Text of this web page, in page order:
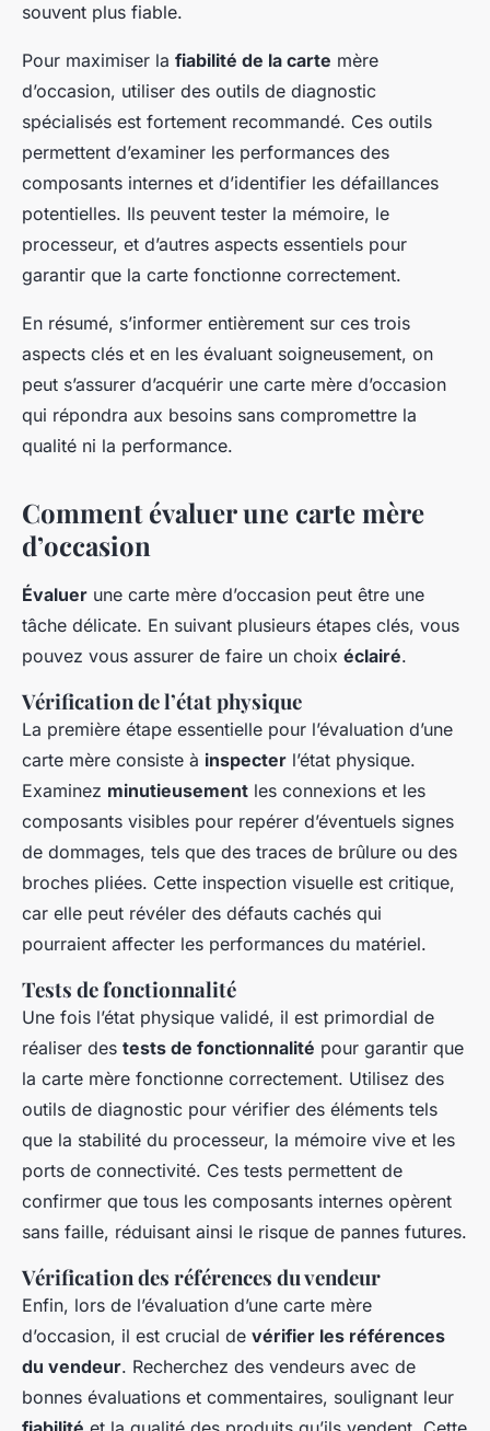
souvent plus fiable.
Pour maximiser la fiabilité de la carte mère
d’occasion, utiliser des outils de diagnostic
spécialisés est fortement recommandé. Ces outils
permettent d’examiner les performances des
composants internes et d’identifier les défaillances
potentielles. Ils peuvent tester la mémoire, le
processeur, et d’autres aspects essentiels pour
garantir que la carte fonctionne correctement.
En résumé, s’informer entièrement sur ces trois
aspects clés et en les évaluant soigneusement, on
peut s’assurer d’acquérir une carte mère d’occasion
qui répondra aux besoins sans compromettre la
qualité ni la performance.
Comment évaluer une carte mère
d’occasion
Évaluer une carte mère d’occasion peut être une
tâche délicate. En suivant plusieurs étapes clés, vous
pouvez vous assurer de faire un choix éclairé.
Vérification de l’état physique
La première étape essentielle pour l’évaluation d’une
carte mère consiste à inspecter l’état physique.
Examinez minutieusement les connexions et les
composants visibles pour repérer d’éventuels signes
de dommages, tels que des traces de brûlure ou des
broches pliées. Cette inspection visuelle est critique,
car elle peut révéler des défauts cachés qui
pourraient affecter les performances du matériel.
Tests de fonctionnalité
Une fois l’état physique validé, il est primordial de
réaliser des tests de fonctionnalité pour garantir que
la carte mère fonctionne correctement. Utilisez des
outils de diagnostic pour vérifier des éléments tels
que la stabilité du processeur, la mémoire vive et les
ports de connectivité. Ces tests permettent de
confirmer que tous les composants internes opèrent
sans faille, réduisant ainsi le risque de pannes futures.
Vérification des références du vendeur
Enfin, lors de l’évaluation d’une carte mère
d’occasion, il est crucial de vérifier les références
du vendeur. Recherchez des vendeurs avec de
bonnes évaluations et commentaires, soulignant leur